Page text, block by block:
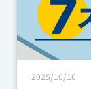
2025/10/16